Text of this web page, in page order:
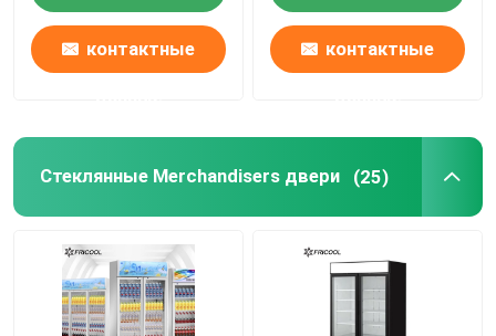
Наша фабрика
контактные данные
Все случаи
Refrigerated витринный шкаф пекарни
контактные контактные
Стеклянные Merchandisers двери (25)